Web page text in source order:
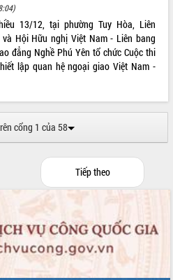
13/12, tại phường Tuy Hòa, Liên
Hội Hữu nghị Việt Nam - Liên bang
đẳng Nghề Phú Yên tổ chức Cuộc thi
lập quan hệ ngoại giao Việt Nam -
cổng 1 của 58
Tiếp theo